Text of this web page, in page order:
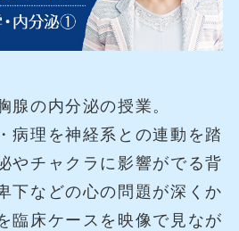
腺の内分泌の授業。
病理を神経系との連動を踏
やチャクラに影響がでる背
下などの心の問題が深くか
臨床ケースを映像で見なが